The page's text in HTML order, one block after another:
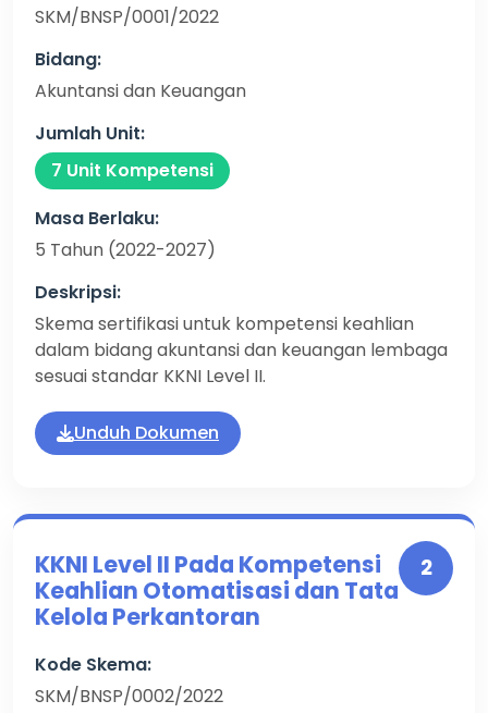
SKM/BNSP/0001/2022
Bidang:
Akuntansi dan Keuangan
Jumlah Unit:
7 Unit Kompetensi
Masa Berlaku:
5 Tahun (2022-2027)
Deskripsi:
Skema sertifikasi untuk kompetensi keahlian
dalam bidang akuntansi dan keuangan lembaga
sesuai standar KKNI Level II.
Unduh Dokumen
2
KKNI Level II Pada Kompetensi
Keahlian Otomatisasi dan Tata
Kelola Perkantoran
Kode Skema:
SKM/BNSP/0002/2022